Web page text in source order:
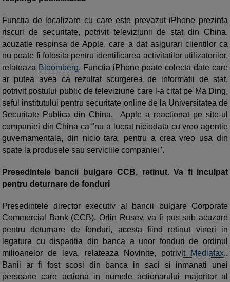
Functia de localizare cu care este prevazut iPhone prezinta
riscuri de securitate, potrivit televiziunii de stat din China,
acuzatie respinsa de Apple, care a dat asigurari clientilor ca
nu poate fi folosita pentru identificarea activitatilor utilizatorilor,
relateaza Bloomberg. Functia iPhone poate colecta date care
ar putea avea ca rezultat scurgerea de informatii de stat,
potrivit postului public de televiziune care l-a citat pe Ma Ding,
seful institutului pentru securitate online de la Universitatea de
Securitate Publica din China. Apple a reactionat pe site-ul
companiei din China ca "nu a lucrat niciodata cu vreo agentie
guvernamentala, din nicio tara, pentru a crea vreo usa din
spate la produsele sau serviciile companiei".
Presedintele bancii bulgare CCB, retinut. Va fi inculpat
pentru deturnare de fonduri
Presedintele director executiv al bancii bulgare Corporate
Commercial Bank (CCB), Orlin Rusev, va fi pus sub acuzare
pentru deturnare de fonduri, acesta fiind retinut vineri in
legatura cu disparitia din banca a unor fonduri de ordinul
milioanelor de leva, relateaza Novinite, potrivit Mediafax..
Banii ar fi fost scosi din banca in saci si inmanati unei
persoane care actiona in numele actionarului majoritar al